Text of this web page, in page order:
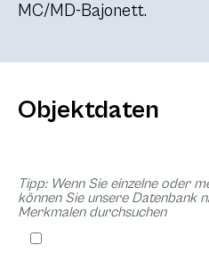
MC/MD-Bajonett.
Objektdaten
Tipp: Wenn Sie einzelne oder
können Sie unsere Datenbank
Merkmalen durchsuchen